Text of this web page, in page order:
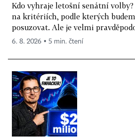
Kdo vyhraje letošní senátní
na kritériích, podle kterých
posuzovat. Ale je velmi
6. 8. 2026 ▪ 5 min. čtení